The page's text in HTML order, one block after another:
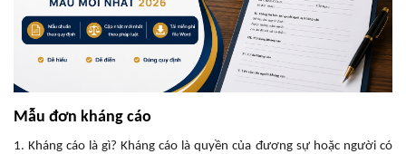
Mẫu đơn kháng cáo
1. Kháng cáo là gì? Kháng cáo là quyền của đương sự hoặc người có